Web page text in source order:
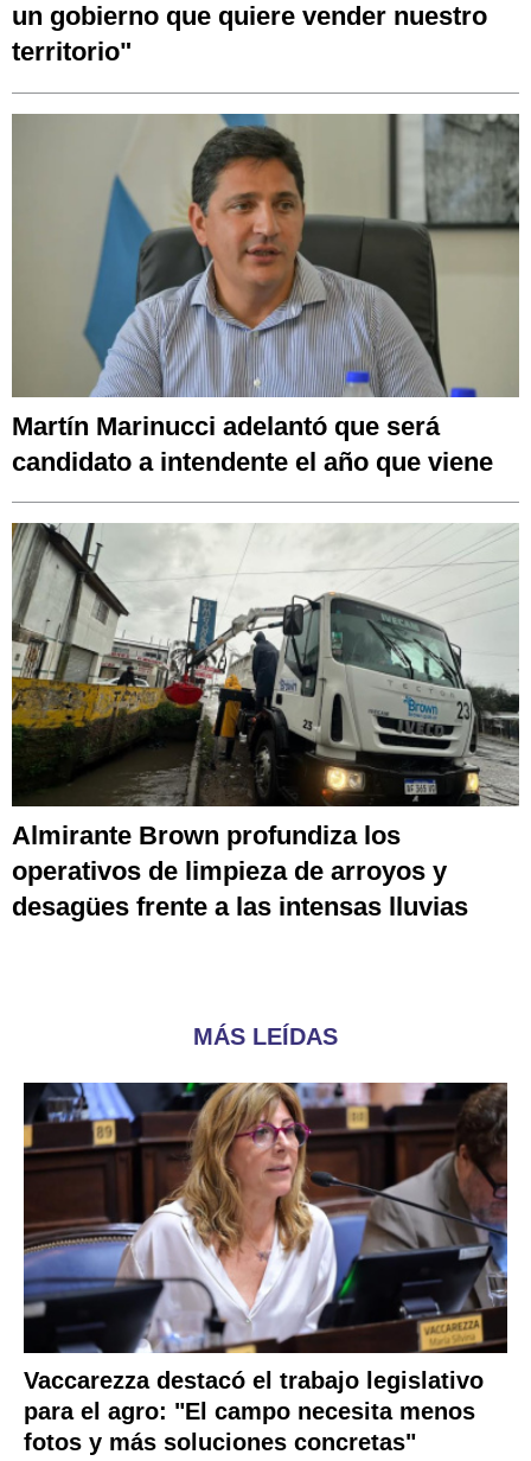
un gobierno que quiere vender nuestro
territorio"
Martín Marinucci adelantó que será
candidato a intendente el año que viene
Almirante Brown profundiza los
operativos de limpieza de arroyos y
desagües frente a las intensas lluvias
MÁS LEÍDAS
Vaccarezza destacó el trabajo legislativo
para el agro: "El campo necesita menos
fotos y más soluciones concretas"